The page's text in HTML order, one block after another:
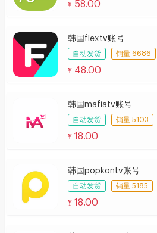
¥ 58.00
韩国flextv账号
自动发货 销量 6686
¥ 48.00
韩国mafiatv账号
自动发货 销量 5103
¥ 18.00
韩国popkontv账号
自动发货 销量 5185
¥ 18.00